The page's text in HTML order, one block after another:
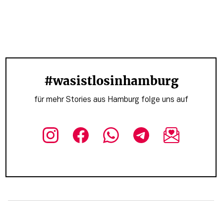
#wasistlosinhamburg
für mehr Stories aus Hamburg folge uns auf